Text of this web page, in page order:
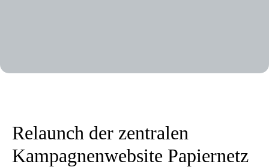
Relaunch der zentralen
Kampagnenwebsite Papiernetz